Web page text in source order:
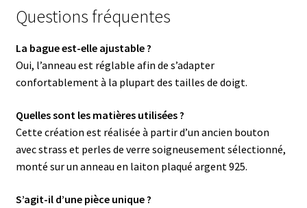
Questions fréquentes
La bague est-elle ajustable ?
Oui, l’anneau est réglable afin de s’adapter
confortablement à la plupart des tailles de doigt.
Quelles sont les matières utilisées ?
Cette création est réalisée à partir d’un ancien bouton
avec strass et perles de verre soigneusement sélectionné,
monté sur un anneau en laiton plaqué argent 925.
S’agit-il d’une pièce unique ?